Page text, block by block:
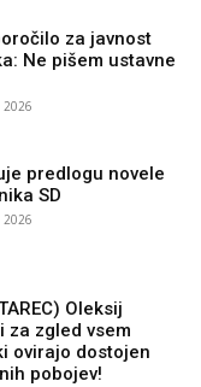
za javnost
Ne pišem ustavne
2026
predlogu novele
SD
2026
Oleksij
za zgled vsem
ovirajo dostojen
pobojev!